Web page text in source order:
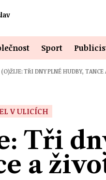
Sport
TŘI DNY PLNÉ HUDBY,
V ULICÍCH
Tři
a